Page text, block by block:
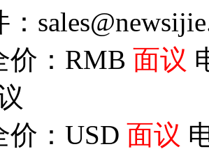
价：RMB 面议
价：USD 面议